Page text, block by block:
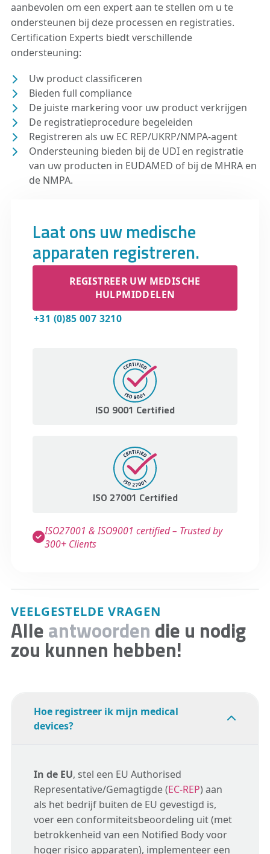
aanbevolen om een expert aan te stellen om u te
ondersteunen bij deze processen en registraties.
Certification Experts biedt verschillende
ondersteuning:
Uw product classificeren
Bieden full compliance
De juiste markering voor uw product verkrijgen
De registratieprocedure begeleiden
Registreren als uw EC REP/UKRP/NMPA-agent
Ondersteuning bieden bij de UDI en registratie
van uw producten in EUDAMED of bij de MHRA en
de NMPA.
Laat ons uw medische
apparaten registreren.
REGISTREER UW MEDISCHE
HULPMIDDELEN
+31 (0)85 007 3210
ISO 9001 Certified
ISO 27001 Certified
ISO27001 & ISO9001 certified – Trusted by
300+ Clients
VEELGESTELDE VRAGEN
Alleantwoorden die u nodig
zou kunnen hebben!
Hoe registreer ik mijn medical
devices?
In de EU, stel een EU Authorised
Representative/Gemagtigde (EC-REP) aan
als het bedrijf buiten de EU gevestigd is,
voer een conformiteitsbeoordeling uit (met
betrokkenheid van een Notified Body voor
hoger risico apparaten), implementeer een